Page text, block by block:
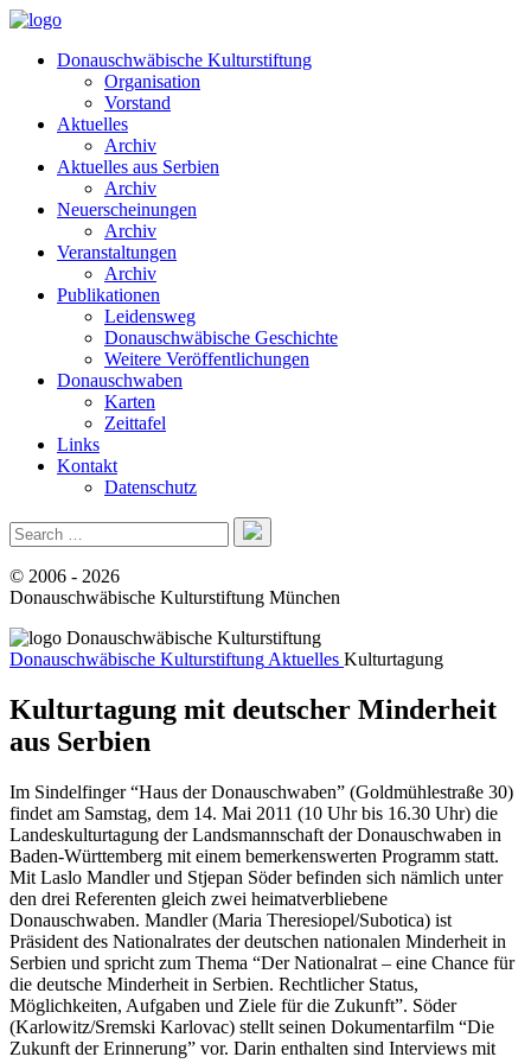
Donauschwäbische Kulturstiftung
Organisation
Vorstand
Aktuelles
Archiv
Aktuelles aus Serbien
Archiv
Neuerscheinungen
Archiv
Veranstaltungen
Archiv
Publikationen
Leidensweg
Donauschwäbische Geschichte
Weitere Veröffentlichungen
Donauschwaben
Karten
Zeittafel
Links
Kontakt
Datenschutz
© 2006 - 2026
Donauschwäbische Kulturstiftung München
Donauschwäbische Kulturstiftung
Donauschwäbische Kulturstiftung Aktuelles Kulturtagung
Kulturtagung mit deutscher Minderheit
aus Serbien
Im Sindelfinger “Haus der Donauschwaben” (Goldmühlestraße 30)
findet am Samstag, dem 14. Mai 2011 (10 Uhr bis 16.30 Uhr) die
Landeskulturtagung der Landsmannschaft der Donauschwaben in
Baden-Württemberg mit einem bemerkenswerten Programm statt.
Mit Laslo Mandler und Stjepan Söder befinden sich nämlich unter
den drei Referenten gleich zwei heimatverbliebene
Donauschwaben. Mandler (Maria Theresiopel/Subotica) ist
Präsident des Nationalrates der deutschen nationalen Minderheit in
Serbien und spricht zum Thema “Der Nationalrat – eine Chance für
die deutsche Minderheit in Serbien. Rechtlicher Status,
Möglichkeiten, Aufgaben und Ziele für die Zukunft”. Söder
(Karlowitz/Sremski Karlovac) stellt seinen Dokumentarfilm “Die
Zukunft der Erinnerung” vor. Darin enthalten sind Interviews mit